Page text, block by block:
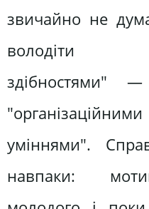
звичайно не
володіти
здібностями"
уміннями".
навпаки: